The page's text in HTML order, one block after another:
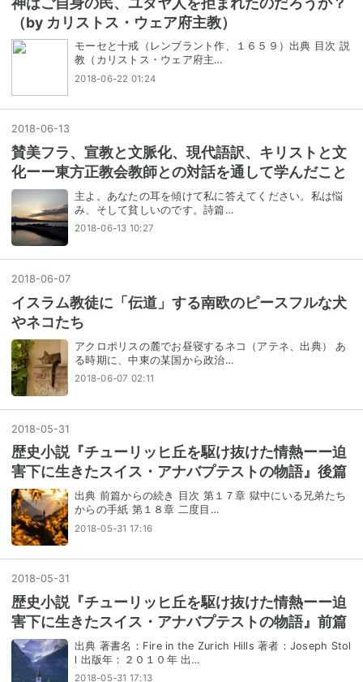
（by カリストス・ウェア府主教）
モーセと十戒（レンブラント作、１６５９）出典 目次 説
教（カリストス・ウェア府主…
2018-06-22 01:24
2018-06-13
賛美フラ、宣教と文脈化、現代語訳、キリストと文
化ーー東方正教会教師との対話を通して学んだこと
主よ。あなたの耳を傾けて私に答えてください。私は悩
み、そして貧しいのです。詩篇…
2018-06-13 10:27
2018-06-07
イスラム教徒に「伝道」する南欧のピースフルな犬
やネコたち
アクロポリスの麓でお昼寝するネコ（アテネ、出典） あ
る時期に、中東の某国から政治…
2018-06-07 02:11
2018-05-31
歴史小説『チューリッヒ丘を駆け抜けた情熱ーー迫
害下に生きたスイス・アナバプテストの物語』後篇
出典 前篇からの続き 目次 第１７章 獄中にいる兄弟たち
からの手紙 第１８章 二度目…
2018-05-31 17:16
2018-05-31
歴史小説『チューリッヒ丘を駆け抜けた情熱ーー迫
害下に生きたスイス・アナバプテストの物語』前篇
出典 著書名：Fire in the Zurich Hills 著者：Joseph Stol
l 出版年：２０１０年 出…
2018-05-31 17:13